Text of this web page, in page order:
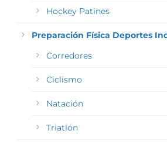
Hockey Patines
Preparación Física Deportes
Corredores
Ciclismo
Natación
Triatlón